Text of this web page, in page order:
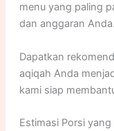
menu yang paling
dan anggaran Anda.
Dapatkan
aqiqah Anda
kami siap
Estimasi Porsi